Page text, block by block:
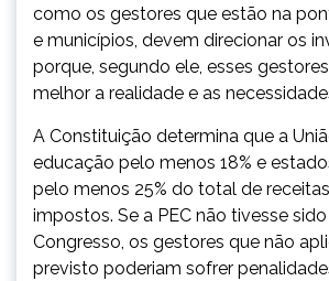
como os gestores que estão na
e municípios, devem direcionar os
porque, segundo ele, esses
melhor a realidade e as
A Constituição determina que a
educação pelo menos 18% e
pelo menos 25% do total de
impostos. Se a PEC não tivesse
Congresso, os gestores que não
previsto poderiam sofrer